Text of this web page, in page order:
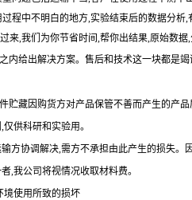
程中不明白的地方,实验结束后的数据分析
来,我们为你节省时间,帮你出结果,原始数
内给出解决方案。售后和技术这一块都是
贮藏因购货方对产品保管不善而产生的产品
供科研和实验用。
方协调解决,需方不承担由此产生的损失
,我公司将视情况收取材料费。
境使用所致的损坏